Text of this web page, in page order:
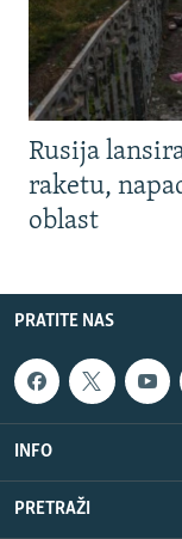
Rusija
raketu,
oblast
PRATITE NAS
INFO
PRETRAŽI